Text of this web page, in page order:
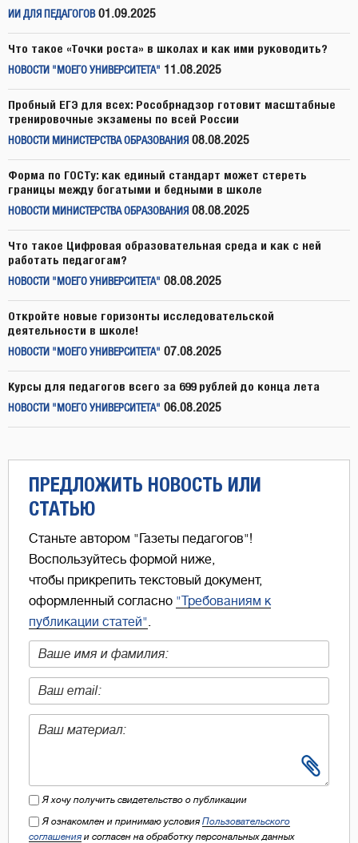
ИИ ДЛЯ ПЕДАГОГОВ 01.09.2025
Что такое «Точки роста» в школах и как ими руководить?
НОВОСТИ "МОЕГО УНИВЕРСИТЕТА" 11.08.2025
Пробный ЕГЭ для всех: Рособрнадзор готовит масштабные
тренировочные экзамены по всей России
НОВОСТИ МИНИСТЕРСТВА ОБРАЗОВАНИЯ 08.08.2025
Форма по ГОСТу: как единый стандарт может стереть
границы между богатыми и бедными в школе
НОВОСТИ МИНИСТЕРСТВА ОБРАЗОВАНИЯ 08.08.2025
Что такое Цифровая образовательная среда и как с ней
работать педагогам?
НОВОСТИ "МОЕГО УНИВЕРСИТЕТА" 08.08.2025
Откройте новые горизонты исследовательской
деятельности в школе!
НОВОСТИ "МОЕГО УНИВЕРСИТЕТА" 07.08.2025
Курсы для педагогов всего за 699 рублей до конца лета
НОВОСТИ "МОЕГО УНИВЕРСИТЕТА" 06.08.2025
ПРЕДЛОЖИТЬ НОВОСТЬ ИЛИ
СТАТЬЮ
Станьте автором "Газеты педагогов"!
Воспользуйтесь формой ниже,
чтобы прикрепить текстовый документ,
оформленный согласно "Требованиям к
публикации статей"
Я хочу получить свидетельство о публикации
Я ознакомлен и принимаю условия Пользовательского
соглашения и согласен на обработку персональных данных